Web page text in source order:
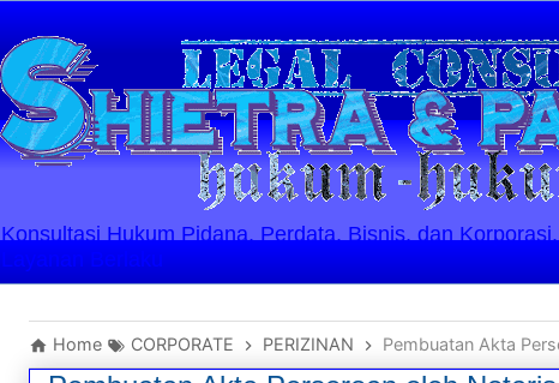
Konsultasi Hukum Pidana, Perdata, Bisnis, dan
Layanan Berlaku
Home CORPORATE PERIZINAN Pembuatan Akta